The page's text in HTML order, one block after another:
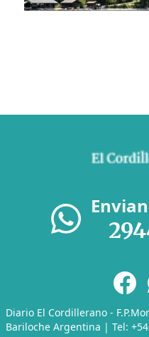
Diario El Cordillerano -
Bariloche Argentina | Tel: